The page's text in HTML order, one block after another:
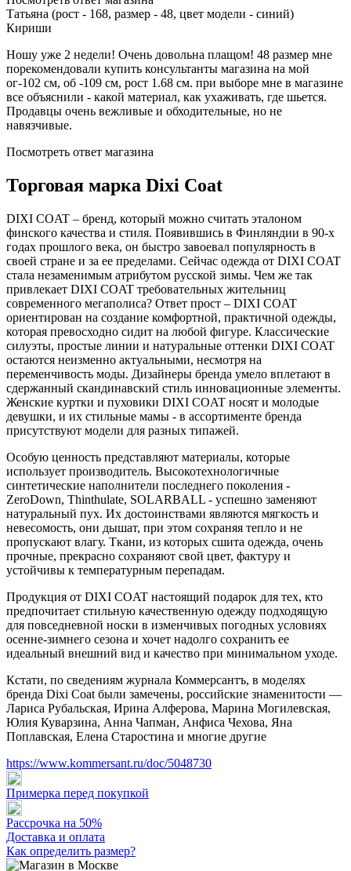
Татьяна (рост - 168, размер - 48, цвет модели - синий)
Кириши
Ношу уже 2 недели! Очень довольна плащом! 48 размер мне
порекомендовали купить консультанты магазина на мой
ог-102 см, об -109 см, рост 1.68 см. при выборе мне в магазине
все объяснили - какой материал, как ухаживать, где шьется.
Продавцы очень вежливые и обходительные, но не
навязчивые.
Посмотреть ответ магазина
Торговая марка Dixi Coat
DIXI COAT – бренд, который можно считать эталоном
финского качества и стиля. Появившись в Финляндии в 90-х
годах прошлого века, он быстро завоевал популярность в
своей стране и за ее пределами. Сейчас одежда от DIXI COAT
стала незаменимым атрибутом русской зимы. Чем же так
привлекает DIXI COAT требовательных жительниц
современного мегаполиса? Ответ прост – DIXI COAT
ориентирован на создание комфортной, практичной одежды,
которая превосходно сидит на любой фигуре. Классические
силуэты, простые линии и натуральные оттенки DIXI COAT
остаются неизменно актуальными, несмотря на
переменчивость моды. Дизайнеры бренда умело вплетают в
сдержанный скандинавский стиль инновационные элементы.
Женские куртки и пуховики DIXI COAT носят и молодые
девушки, и их стильные мамы - в ассортименте бренда
присутствуют модели для разных типажей.
Особую ценность представляют материалы, которые
использует производитель. Высокотехнологичные
синтетические наполнители последнего поколения -
ZeroDown, Thinthulate, SOLARBALL - успешно заменяют
натуральный пух. Их достоинствами являются мягкость и
невесомость, они дышат, при этом сохраняя тепло и не
пропускают влагу. Ткани, из которых сшита одежда, очень
прочные, прекрасно сохраняют свой цвет, фактуру и
устойчивы к температурным перепадам.
Продукция от DIXI COAT настоящий подарок для тех, кто
предпочитает стильную качественную одежду подходящую
для повседневной носки в изменчивых погодных условиях
осенне-зимнего сезона и хочет надолго сохранить ее
идеальный внешний вид и качество при минимальном уходе.
Кстати, по сведениям журнала Коммерсантъ, в моделях
бренда Dixi Coat были замечены, российские знаменитости —
Лариса Рубальская, Ирина Алферова, Марина Могилевская,
Юлия Куварзина, Анна Чапман, Анфиса Чехова, Яна
Поплавская, Елена Старостина и многие другие
https://www.kommersant.ru/doc/5048730
Примерка перед покупкой
Рассрочка на 50%
Доставка и оплата
Как определить размер?